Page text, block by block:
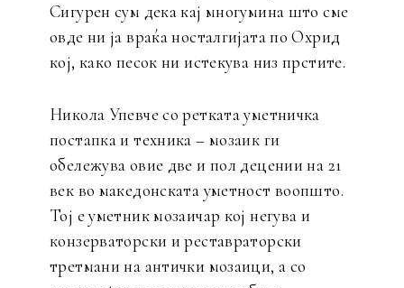
Сигурен сум дека кај многумина што сме
овде ни ја враќа носталгијата по Охрид
кој, како песок ни истекува низ прстите.
Никола Упевче со ретката уметничка
постапка и техника – мозаик ги
обележува овие две и пол децении на 21
век во македонската уметност воопшто.
Тој е уметник мозаичар кој негува и
конзерваторски и реставраторски
третмани на антички мозаици, а со